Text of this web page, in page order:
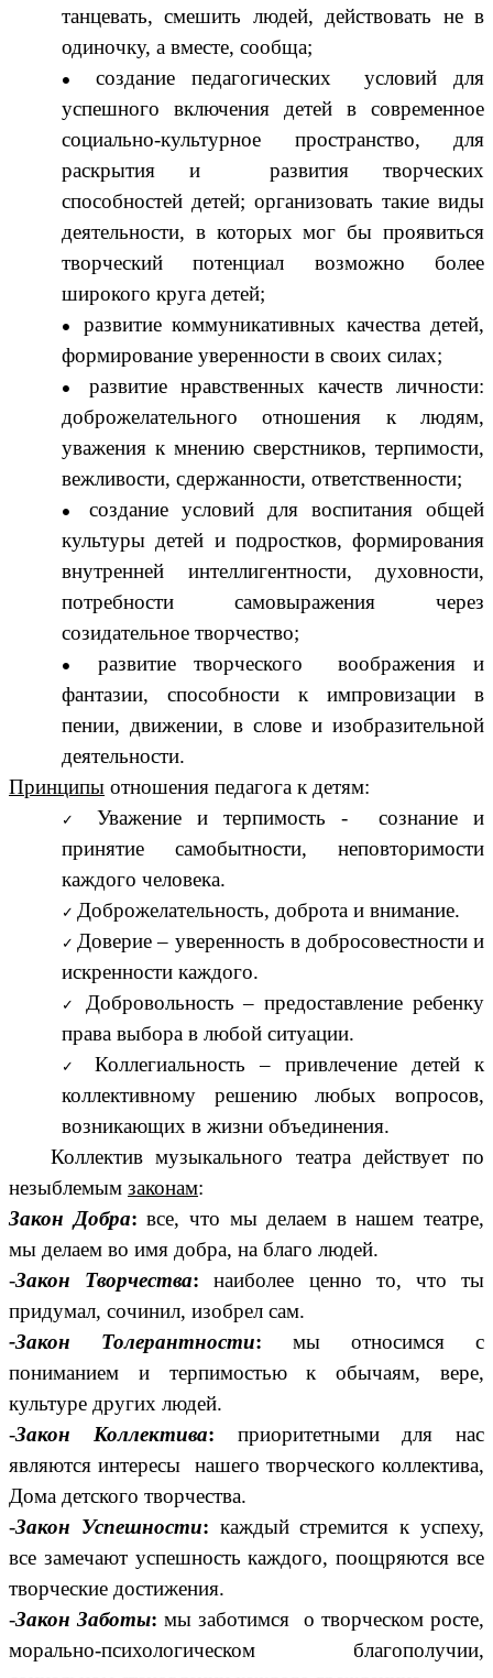
танцевать, смешить людей, действовать не в
одиночку, а вместе, сообща;
создание педагогических условий для
успешного включения детей в современное
социально-культурное пространство, для
раскрытия и развития творческих
способностей детей; организовать такие виды
деятельности, в которых мог бы проявиться
творческий потенциал возможно более
широкого круга детей;
развитие коммуникативных качества детей,
формирование уверенности в своих силах;
развитие нравственных качеств личности:
доброжелательного отношения к людям,
уважения к мнению сверстников, терпимости,
вежливости, сдержанности, ответственности;
создание условий для воспитания общей
культуры детей и подростков, формирования
внутренней интеллигентности, духовности,
потребности самовыражения через
созидательное творчество;
развитие творческого воображения и
фантазии, способности к импровизации в
пении, движении, в слове и изобразительной
деятельности.
Принципы отношения педагога к детям:
Уважение и терпимость - сознание и
принятие самобытности, неповторимости
каждого человека.
Доброжелательность, доброта и внимание.
Доверие – уверенность в добросовестности и
искренности каждого.
Добровольность – предоставление ребенку
права выбора в любой ситуации.
Коллегиальность – привлечение детей к
коллективному решению любых вопросов,
возникающих в жизни объединения.
Коллектив музыкального театра действует по
незыблемым законам:
Закон Добра:все, что мы делаем в нашем театре,
мы делаем во имя добра, на благо людей.
-Закон Творчества: наиболее ценно то, что ты
придумал, сочинил, изобрел сам.
-Закон Толерантности: мы относимся с
пониманием и терпимостью к обычаям, вере,
культуре других людей.
-Закон Коллектива: приоритетными для нас
являются интересы нашего творческого коллектива,
Дома детского творчества.
-Закон Успешности: каждый стремится к успеху,
все замечают успешность каждого, поощряются все
творческие достижения.
-Закон Заботы:мы заботимся о творческом росте,
морально-психологическом благополучии,